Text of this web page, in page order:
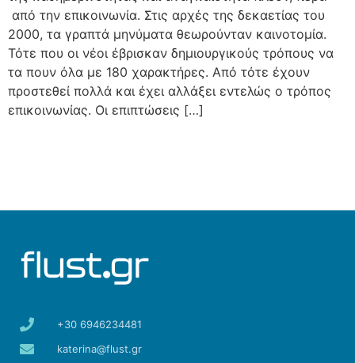
από την επικοινωνία. Στις αρχές της δεκαετίας του
2000, τα γραπτά μηνύματα θεωρούνταν καινοτομία.
Τότε που οι νέοι έβρισκαν δημιουργικούς τρόπους να
τα πουν όλα με 180 χαρακτήρες. Από τότε έχουν
προστεθεί πολλά και έχει αλλάξει εντελώς ο τρόπος
επικοινωνίας. Οι επιπτώσεις […]
+30 6946234481
katerina@flust.gr